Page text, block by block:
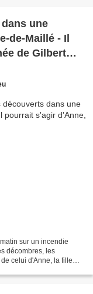
une
de-Maillé - Il
de Gilbert
sur un incendie
décombres, les
celui d'Anne, la fille